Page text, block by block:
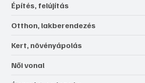
Építés, felújítás
Otthon, lakberendezés
Kert, növényápolás
Női vonal